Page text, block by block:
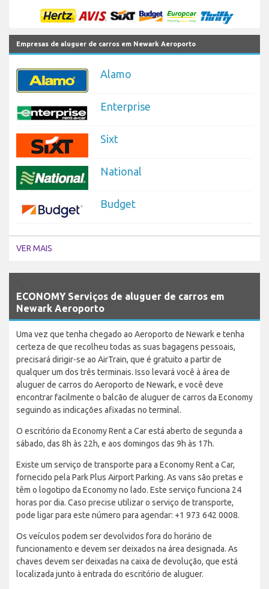
Empresas de aluguer de carros em Newark Aeroporto
Alamo
Enterprise
Sixt
National
Budget
VER MAIS
ECONOMY Serviços de aluguer de carros em
Newark Aeroporto
Uma vez que tenha chegado ao Aeroporto de Newark e tenha
certeza de que recolheu todas as suas bagagens pessoais,
precisará dirigir-se ao AirTrain, que é gratuito a partir de
qualquer um dos três terminais. Isso levará você à área de
aluguer de carros do Aeroporto de Newark, e você deve
encontrar facilmente o balcão de aluguer de carros da Economy
seguindo as indicações afixadas no terminal.
O escritório da Economy Rent a Car está aberto de segunda a
sábado, das 8h às 22h, e aos domingos das 9h às 17h.
Existe um serviço de transporte para a Economy Rent a Car,
fornecido pela Park Plus Airport Parking. As vans são pretas e
têm o logotipo da Economy no lado. Este serviço funciona 24
horas por dia. Caso precise utilizar o serviço de transporte,
pode ligar para este número para agendar: +1 973 642 0008.
Os veículos podem ser devolvidos fora do horário de
funcionamento e devem ser deixados na área designada. As
chaves devem ser deixadas na caixa de devolução, que está
localizada junto à entrada do escritório de aluguer.